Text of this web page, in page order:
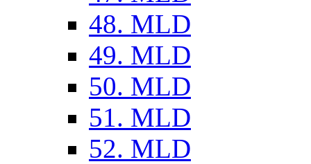
48. MLD
49. MLD
50. MLD
51. MLD
52. MLD